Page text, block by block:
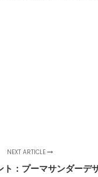
NEXT ARTICLE
：プーマサンダーデ